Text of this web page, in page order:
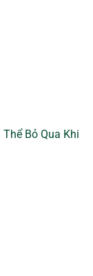
Bỏ Qua Khi